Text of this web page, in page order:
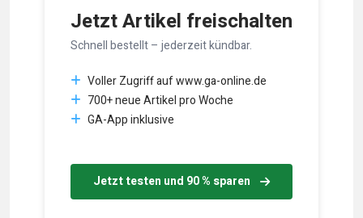
Jetzt Artikel freischalten
Schnell bestellt – jederzeit kündbar.
Voller Zugriff auf www.ga-online.de
700+ neue Artikel pro Woche
GA-App inklusive
Jetzt testen und 90 % sparen